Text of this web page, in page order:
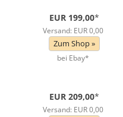
EUR 199,00*
Versand: EUR 0,00
Zum Shop »
bei Ebay*
EUR 209,00*
Versand: EUR 0,00